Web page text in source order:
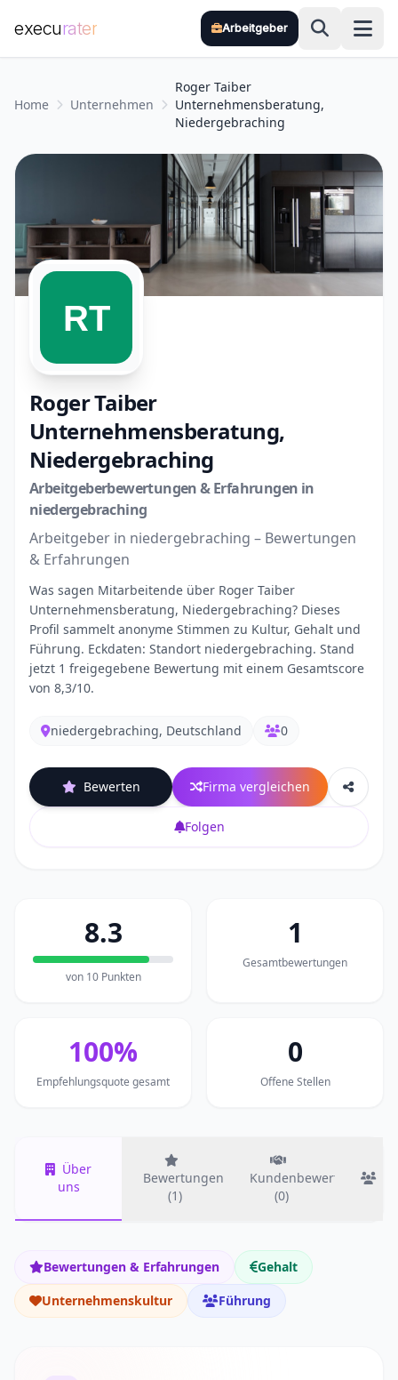
execurater Arbeitgeber
Home Unternehmen
Roger Taiber
Unternehmensberatung,
Niedergebraching
Roger Taiber
Unternehmensberatung,
Niedergebraching
Arbeitgeberbewertungen & Erfahrungen in
niedergebraching
Arbeitgeber in niedergebraching – Bewertungen
& Erfahrungen
Was sagen Mitarbeitende über Roger Taiber
Unternehmensberatung, Niedergebraching? Dieses
Profil sammelt anonyme Stimmen zu Kultur, Gehalt und
Führung. Eckdaten: Standort niedergebraching. Stand
jetzt 1 freigegebene Bewertung mit einem Gesamtscore
von 8,3/10.
niedergebraching, Deutschland 0
Bewerten Firma vergleichen
Folgen
8.3
von 10 Punkten
1
Gesamtbewertungen
100%
Empfehlungsquote gesamt
0
Offene Stellen
Über
uns
Bewertungen
(1)
Kundenbewertungen
(0)
Bewertungen & Erfahrungen
Gehalt
Unternehmenskultur
Führung